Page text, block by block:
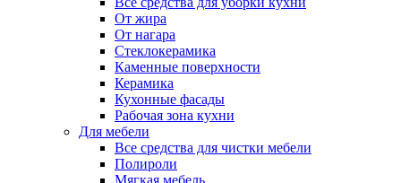
От жира
От нагара
Стеклокерамика
Каменные поверхности
Керамика
Кухонные фасады
Рабочая зона кухни
Для мебели
Все средства для чистки мебели
Полироли
Мягкая мебель